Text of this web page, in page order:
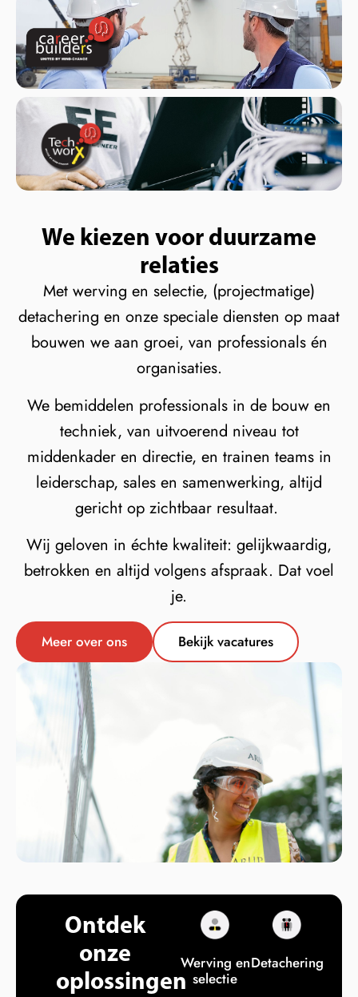
We kiezen voor duurzame
relaties
Met werving en selectie, (projectmatige)
detachering en onze speciale diensten op maat
bouwen we aan groei, van professionals én
organisaties.
We bemiddelen professionals in de bouw en
techniek, van uitvoerend niveau tot
middenkader en directie, en trainen teams in
leiderschap, sales en samenwerking, altijd
gericht op zichtbaar resultaat.
Wij geloven in échte kwaliteit: gelijkwaardig,
betrokken en altijd volgens afspraak. Dat voel
je.
Meer over ons Bekijk vacatures
Ontdek
onze
oplossingen
Werving en
selectie
Detachering